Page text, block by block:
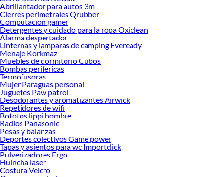
Reparación de baño!
Explora la variedad de productos de Reparación de baño en Sodimac
Herramientas, materiales y accesorios de calidad para tus proyectos y
renovación de espacios. ¡Visítanos y descubre todo lo que tenemos para
ofrecerte!
Encuentra una amplia variedad de productos de Reparación de baño en
Sodimac. Encuentra todo lo necesario para tus proyectos de renovación y
decoración. ¡Visítanos y haz tus ideas realidad!
Abrillantador para autos 3m
Cierres perimetrales Qrubber
Computacion gamer
Detergentes y cuidado para la ropa Oxiclean
Alarma despertador
Linternas y lamparas de camping Eveready
Menaje Korkmaz
Muebles de dormitorio Cubos
Bombas perifericas
Termofusoras
Mujer Paraguas personal
Juguetes Paw patrol
Desodorantes y aromatizantes Airwick
Repetidores de wifi
Bototos lippi hombre
Radios Panasonic
Pesas y balanzas
Deportes colectivos Game power
Tapas y asientos para wc Importclick
Pulverizadores Ergo
Huincha laser
Costura Velcro